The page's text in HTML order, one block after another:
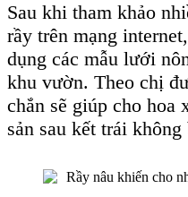
Sau khi tham khảo
rầy trên mạng
dụng các mẫu lưới
khu vườn. Theo chị
chắn sẽ giúp cho
sản sau kết trái